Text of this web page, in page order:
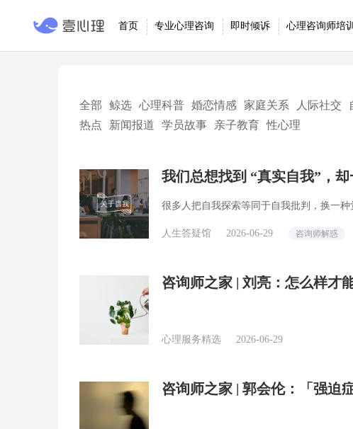
首页 专业心理咨询 即时倾诉 心理咨询师培训
全部 鲸选 心理科普 婚恋情感 家庭关系 人际社交
热点
新闻报道 学员故事 亲子教育 性心理
我们总想找到 “真实自我”，却
很多人把自我探索等同于自我批判，换一种
人生答疑馆 2026-06-29 咨询师解惑
咨询师之家 | 刘亮：怎么样才
心理服务精选 2026-06-29
咨询师之家 | 郭会伦：「强迫